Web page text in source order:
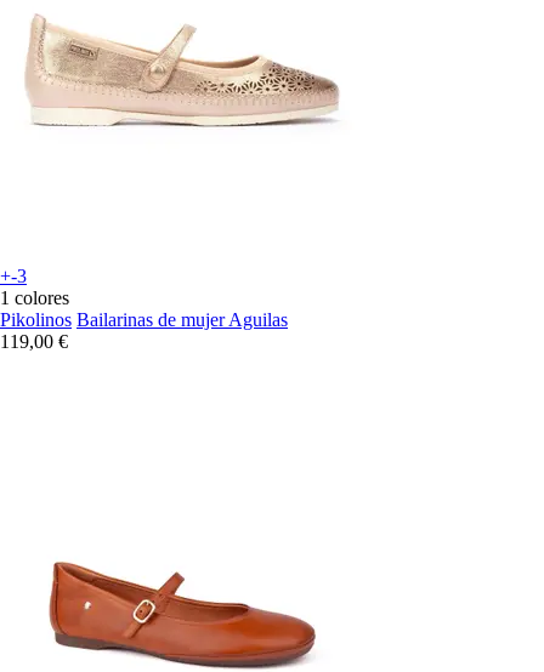
+-3
1 colores
Pikolinos Bailarinas de mujer Aguilas
119,00 €